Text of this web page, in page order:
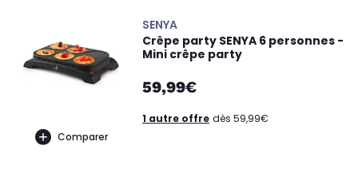
Comparer
SENYA
Crêpe party SENYA 6 personnes -
Mini crêpe party
59,99€
1 autre offre dès 59,99€